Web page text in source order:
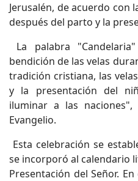
Jerusalén, de acuerdo con
después del parto y la
La palabra
bendición de las velas
tradición cristiana, las
y la presentación del
iluminar a las
Evangelio.
Esta celebración se
se incorporó al calendario
Presentación del Señor.